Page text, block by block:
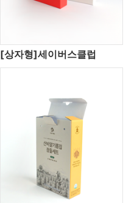
[상자형]세이버스클럽